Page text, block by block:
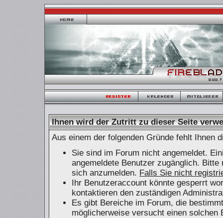
Ihnen wird der Zutritt zu dieser Seite
Aus einem der folgenden Gründe fehlt Ihnen
Sie sind im Forum nicht angemeldet.
angemeldete Benutzer zugänglich.
sich anzumelden. Falls Sie nicht
Ihr Benutzeraccount könnte gesperrt
kontaktieren den zuständigen
Es gibt Bereiche im Forum, die
möglicherweise versucht einen solchen